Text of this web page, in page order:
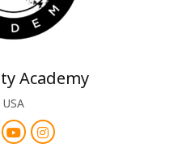
Academy
USA